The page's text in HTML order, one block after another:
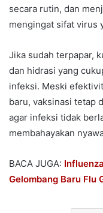
secara rutin, dan
mengingat sifat virus
Jika sudah terpapar,
dan hidrasi yang
infeksi. Meski
baru, vaksinasi tetap
agar infeksi tidak
membahayakan
BACA JUGA:
Gelombang Baru Flu